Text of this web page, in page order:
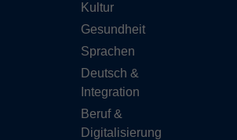
Kultur
Gesundheit
Sprachen
Deutsch &
Integration
Beruf &
Digitalisierung